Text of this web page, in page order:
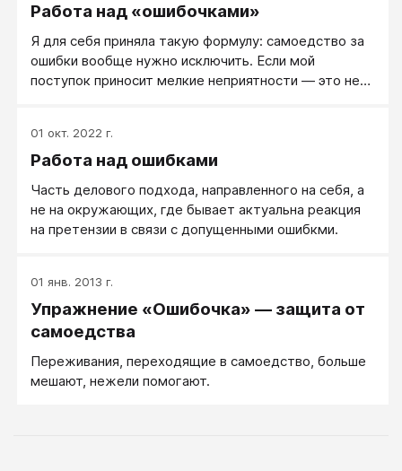
остается и в более зрелом возрасте.
Работа над «ошибочками»
Я для себя приняла такую формулу: самоедство за
ошибки вообще нужно исключить. Если мой
поступок приносит мелкие неприятности — это не
01 окт. 2022 г.
Работа над ошибками
Часть делового подхода, направленного на себя, а
не на окружающих, где бывает актуальна реакция
на претензии в связи с допущенными ошибкми.
01 янв. 2013 г.
Упражнение «Ошибочка» — защита от
самоедства
Переживания, переходящие в самоедство, больше
мешают, нежели помогают.